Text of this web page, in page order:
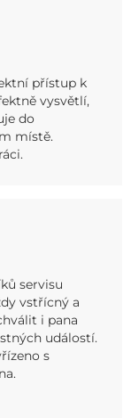
přístup k
vysvětlí,
do
místě.
servisu
vstřícný a
i pana
událostí.
s